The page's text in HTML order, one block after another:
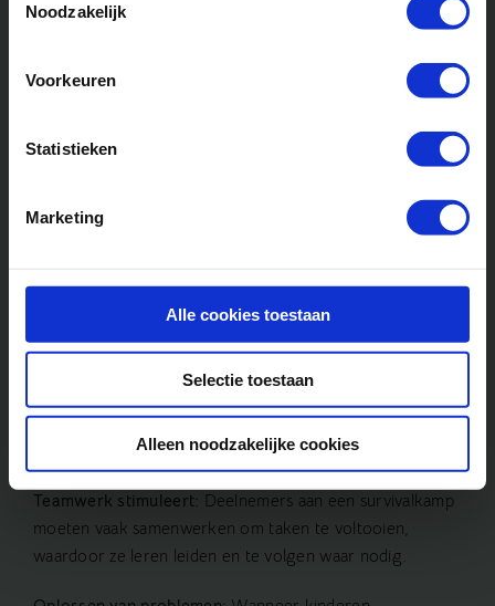
Noodzakelijk
Voorkeuren
Statistieken
Marketing
Alle cookies toestaan
Selectie toestaan
Alleen noodzakelijke cookies
Hand-on ervaring:
Door echte taken te voltooien, zoals
tastbaar gevoel van prestatie.
een kind zijn angsten te confronteren en te overwinnen,
leiderschapsvaardigheden
Leiderschapsvaardigheden zijn cruciaal, niet alleen voor
voor leiderschap door kinderen de kans te geven
verantwoordelijkheid te nemen.
Teamwerk stimuleert: Deelnemers aan een survivalkamp
moeten vaak samenwerken om taken te voltooien,
waardoor ze leren leiden en te volgen waar nodig.